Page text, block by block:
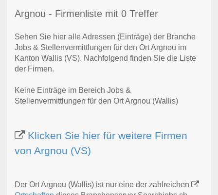
Argnou - Firmenliste mit 0 Treffer
Sehen Sie hier alle Adressen (Einträge) der Branche
Jobs & Stellenvermittlungen für den Ort Argnou im
Kanton Wallis (VS). Nachfolgend finden Sie die Liste
der Firmen.
Keine Einträge im Bereich Jobs &
Stellenvermittlungen für den Ort Argnou (Wallis)
Klicken Sie hier für weitere Firmen
von Argnou (VS)
Der Ort Argnou (Wallis) ist nur eine der zahlreichen